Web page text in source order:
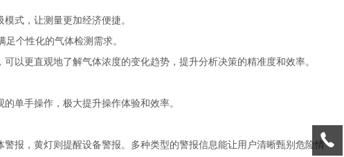
式，让测量更加经济便捷。
个性化的气体检测需求。
以更直观地了解气体浓度的变化趋势，提升分析决策的精准度和效率。
单手操作，极大提升操作体验和效率。
报，黄灯则提醒设备警报。多种类型的警报信息能让用户清晰甄别危险情